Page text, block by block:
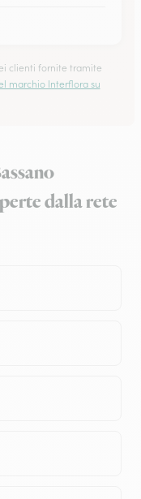
clienti fornite tramite
marchio Interflora su
dalla rete